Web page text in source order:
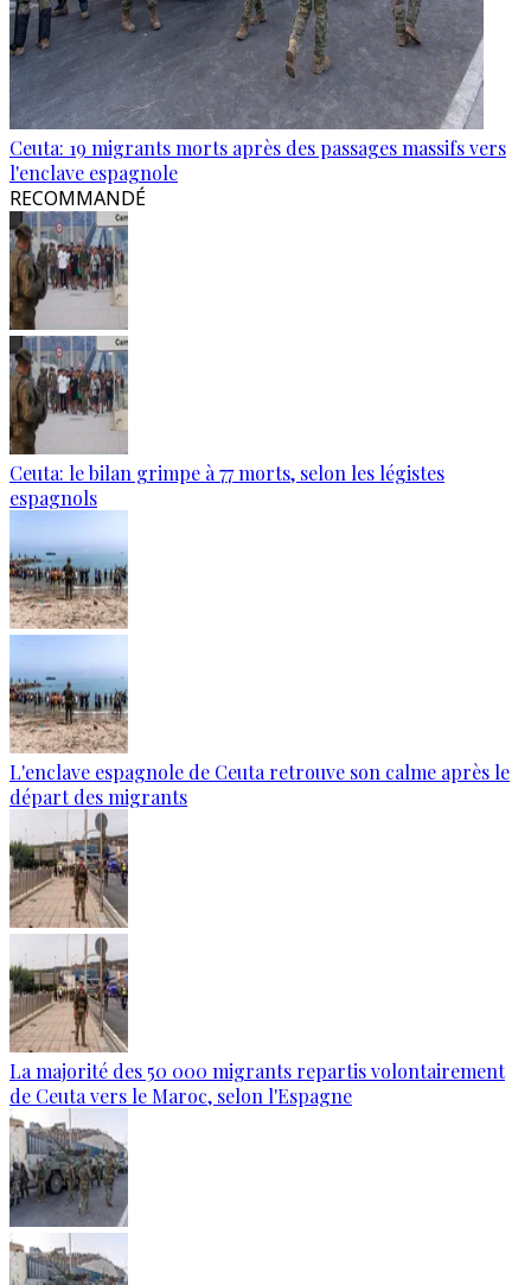
Ceuta: 19 migrants morts après des passages massifs vers
l'enclave espagnole
RECOMMANDÉ
Ceuta: le bilan grimpe à 77 morts, selon les légistes
espagnols
L'enclave espagnole de Ceuta retrouve son calme après le
départ des migrants
La majorité des 50 000 migrants repartis volontairement
de Ceuta vers le Maroc, selon l'Espagne